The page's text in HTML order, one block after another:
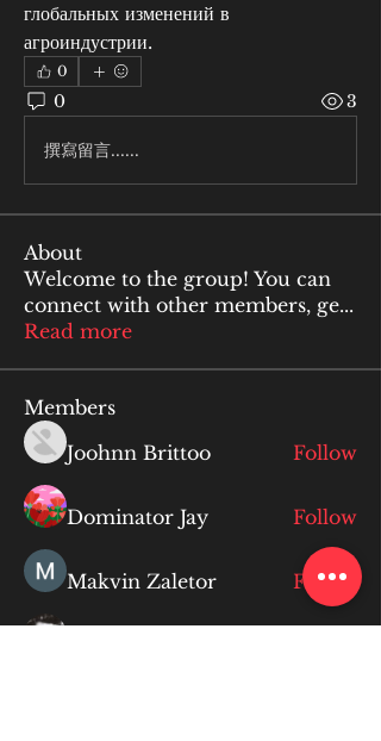
глобальных изменений в
агроиндустрии.
0
0 3
撰寫留言......
About
Welcome to the group! You can
connect with other members, ge...
Read more
Members
Joohnn Brittoo
Follow
Dominator Jay Follow
Makvin Zaletor Follow